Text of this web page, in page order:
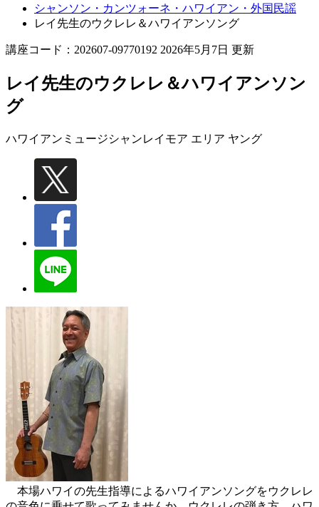
シャンソン・カンツォーネ・ハワイアン・外国民謡
レイ先生のウクレレ＆ハワイアンソング
講座コード：202607-09770192 2026年5月7日 更新
レイ先生のウクレレ＆ハワイアンソン
グ
ハワイアンミュージシャンレイモア エリア ヤング
本場ハワイの先生指導によるハワイアンソングをウクレレ